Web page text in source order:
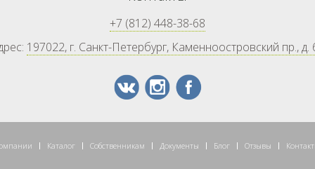
+7 (812) 448-38-68
197022, г. Санкт-Петербург, Каменноостровский пр., д.
Каталог Собственникам Документы Блог Отзывы